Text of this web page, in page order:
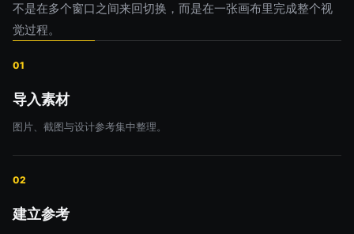
不是在多个窗口之间来回切换，而是在一张画布里完成整个视
觉过程。
01
导入素材
图片、截图与设计参考集中整理。
02
建立参考